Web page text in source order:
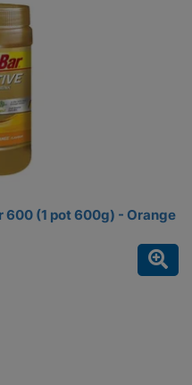
600 (1 pot 600g) - Orange